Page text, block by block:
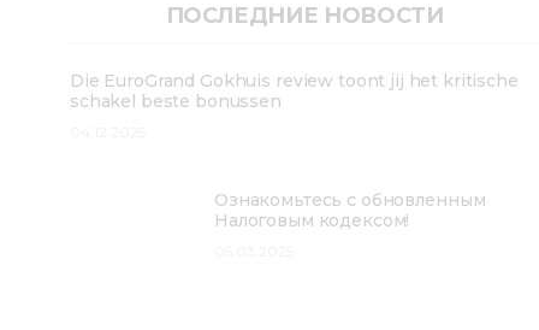
ПОСЛЕДНИЕ НОВОСТИ
Die EuroGrand Gokhuis review toont jij het kritische
schakel beste bonussen
Ознакомьтесь с обновленным
Налоговым кодексом!